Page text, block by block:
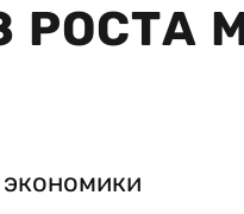
РОСТА